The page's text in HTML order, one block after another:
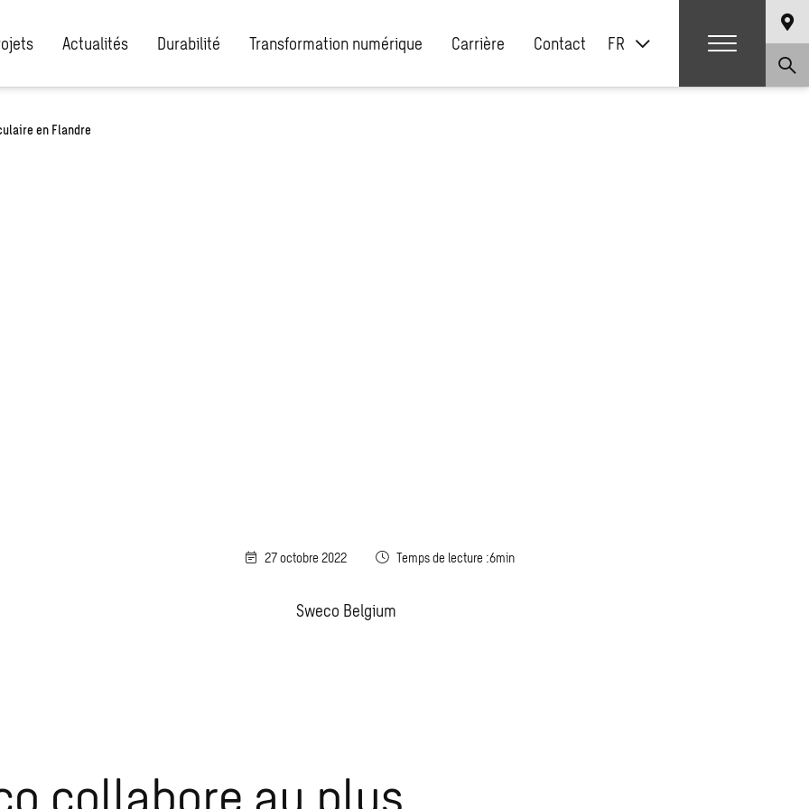
Actualités Durabilité Transformation numérique Carrière Contact FR
en Flandre
27 octobre 2022 Temps de lecture :6min
Sweco Belgium
collabore au plus